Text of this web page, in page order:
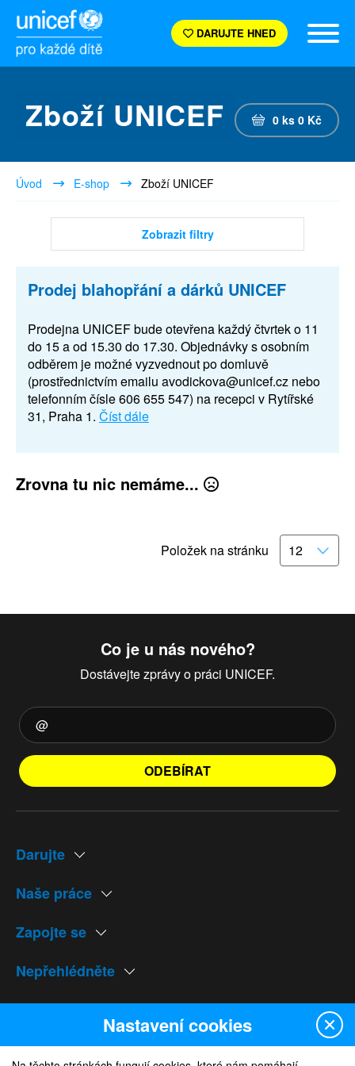
DARUJTE HNED
Zboží UNICEF 0 ks 0 Kč
Úvod E-shop Zboží UNICEF
Zobrazit filtry
Prodej blahopřání a dárků UNICEF
Prodejna UNICEF bude otevřena každý čtvrtek o 11
do 15 a od 15.30 do 17.30. Objednávky s osobním
odběrem je možné vyzvednout po domluvě
(prostřednictvím emailu avodickova@unicef.cz nebo
telefonním čísle 606 655 547) na recepci v Rytířské
31, Praha 1. Číst dále
Zrovna tu nic nemáme...
Položek na stránku
Co je u nás nového?
Dostávejte zprávy o práci UNICEF.
ODEBÍRAT
Darujte
Naše práce
Zapojte se
Nepřehlédněte
Naše weby
Nastavení cookies